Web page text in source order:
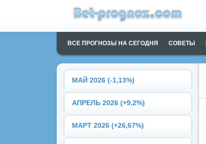
ВСЕ ПРОГНОЗЫ НА СЕГОДНЯ СОВЕТЫ
МАЙ 2026 (-1,13%)
АПРЕЛЬ 2026 (+9,2%)
МАРТ 2026 (+26,67%)